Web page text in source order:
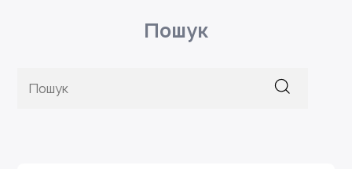
Пошук